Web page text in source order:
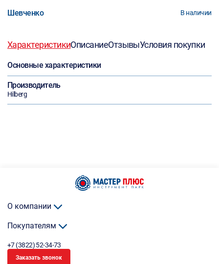
Шевченко В наличии
ХарактеристикиОписаниеОтзывыУсловия покупки
Основные характеристики
Производитель
Hilberg
О компании
Покупателям
+7 (3822) 52-34-73
Заказать звонок